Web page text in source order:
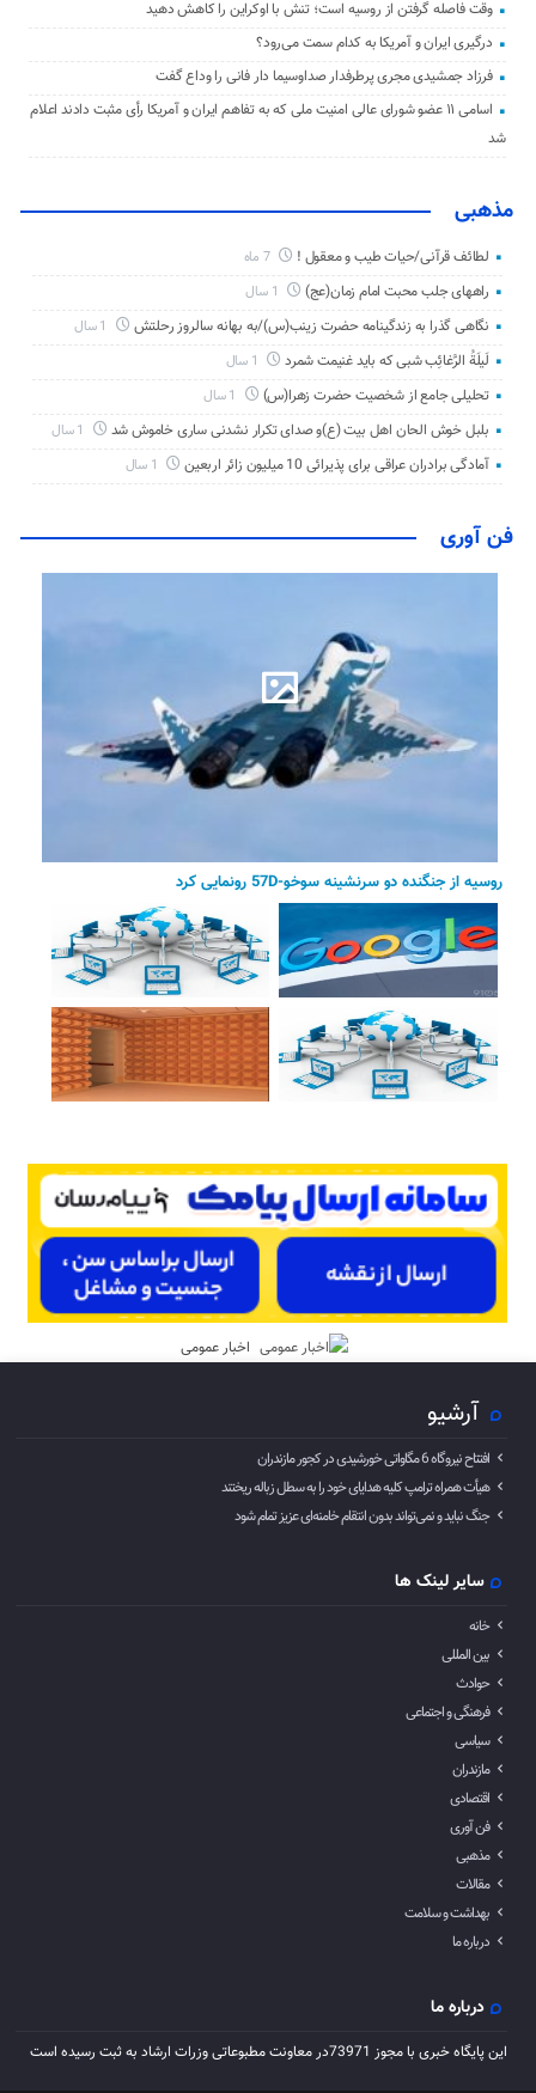
وقت فاصله گرفتن از روسیه است؛ تنش با اوکراین را کاهش دهید
درگیری ایران و آمریکا به کدام سمت می‌رود؟
فرزاد جمشیدی مجری پرطرفدار صداوسیما دار فانی را وداع گفت
اسامی ۱۱ عضو شورای عالی امنیت ملی که به تفاهم ایران و آمریکا رأی مثبت دادند اعلام
شد
مذهبی
لطائف قرآنی/حیات طیب و معقول ! 7 ماه
راههای جلب محبت امام زمان(عج)
نگاهی گذرا به زندگینامه حضرت زینب(س)/به بهانه سالروز رحلتش
لَیلَةُ الرَّغائِب شبی که باید غنیمت شمرد
تحلیلی جامع از شخصیت حضرت زهرا(س)
بلبل خوش الحان اهل بیت (ع)و صدای تکرار نشدنی ساری خاموش شد
آمادگی برادران عراقی برای پذیرائی 10 میلیون زائر اربعین
فن آوری
روسیه از جنگنده دو سرنشینه سوخو-57D رونمایی کرد
اخبار عمومی
آرشیو
افتتاح نیروگاه 6 مگاواتی خورشیدی در کجور مازندران
هیأت همراه ترامپ کلیه هدایای خود را به سطل زباله ریختند
جنگ نباید و نمی‌تواند بدون انتقام خامنه‌ای عزیز تمام شود
سایر لینک ها
خانه
بین المللی
حوادث
فرهنگی و اجتماعی
سیاسی
مازندران
اقتصادی
فن آوری
مذهبی
مقالات
بهداشت و سلامت
درباره ما
درباره ما
این پایگاه خبری با مجوز 73971در معاونت مطبوعاتی وزرات ارشاد به ثبت رسیده است